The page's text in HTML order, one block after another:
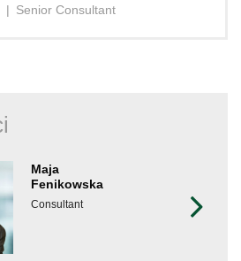
| Senior Consultant
Maja
Fenikowska
Consultant